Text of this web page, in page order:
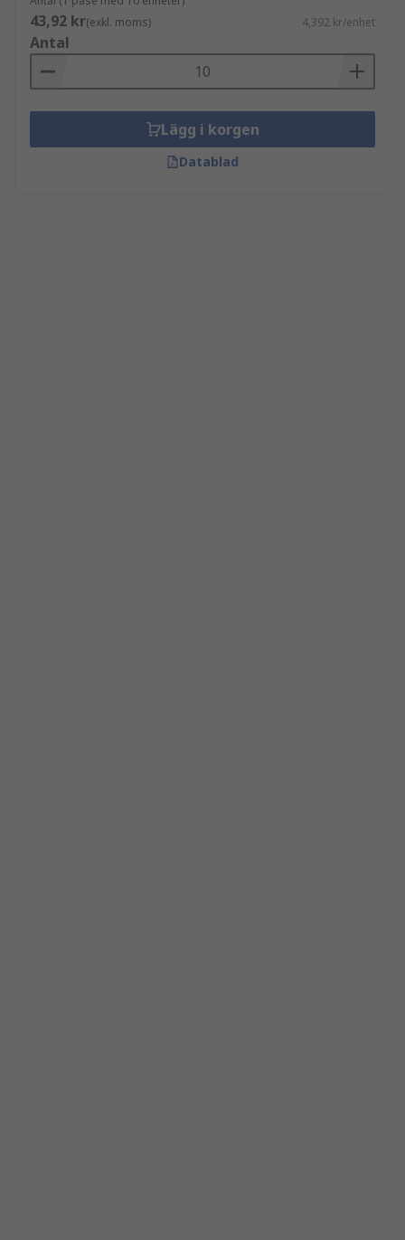
43,92 kr(exkl. moms) 4,392 kr/enhet
Antal
Lägg i korgen
Datablad